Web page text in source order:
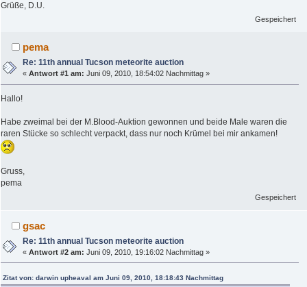
Grüße, D.U.
Gespeichert
pema
Re: 11th annual Tucson meteorite auction
«Antwort #1 am: Juni 09, 2010, 18:54:02 Nachmittag »
Hallo!
Habe zweimal bei der M.Blood-Auktion gewonnen und beide Male waren die
raren Stücke so schlecht verpackt, dass nur noch Krümel bei mir ankamen!
Gruss,
pema
Gespeichert
gsac
Re: 11th annual Tucson meteorite auction
«Antwort #2 am: Juni 09, 2010, 19:16:02 Nachmittag »
Zitat von: darwin upheaval am Juni 09, 2010, 18:18:43 Nachmittag